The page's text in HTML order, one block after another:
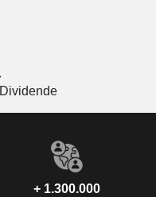
Dividende
+ 1.300.000